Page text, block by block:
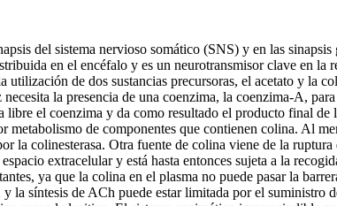
del sistema nervioso somático (SNS) y en las
en el encéfalo y es un neurotransmisor clave en
utilización de dos sustancias precursoras, el acetato y
la presencia de una coenzima, la coenzima-A,
el coenzima y da como resultado el producto final
metabolismo de componentes que contienen colina. Al
la colinesterasa. Otra fuente de colina viene de la
extracelular y está hasta entonces sujeta a la
ya que la colina en el plasma no puede pasar la
la síntesis de ACh puede estar limitada por el suministro